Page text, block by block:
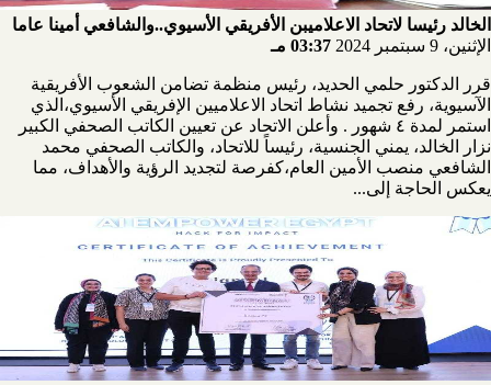
الخالد رئيسا لاتحاد الاعلاميبن الأفريقي الأسيوي..والشافعي أمينا عاما
الإثنين، 9 سبتمبر 2024
03:37 مـ
قرر الدكتور حلمي الحديد، رئيس منظمة تضامن الشعوب الأفريقية
الآسيوية، رفع تجميد نشاط اتحاد الاعلاميين الإفريقي الأسيوي،الذي
استمر لمدة ٤ شهور . وأعلن الاتحاد عن تعيين الكاتب الصحفي الكبير
نزار الخالد، يمني الجنسية، رئيساً للاتحاد، والكاتب الصحفي محمد
الشافعي منصب الأمين العام،كفرصة لتجديد الرؤية والأهداف، مما
يعكس الحاجة إلى...